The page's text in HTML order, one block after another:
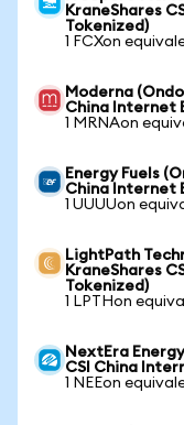
KraneShares
Tokenized)
1 FCXon
Moderna
China Internet
1 MRNAon
Energy Fuels
China Internet
1 UUUUon
LightPath
KraneShares
Tokenized)
1 LPTHon
NextEra
CSI China
1 NEEon